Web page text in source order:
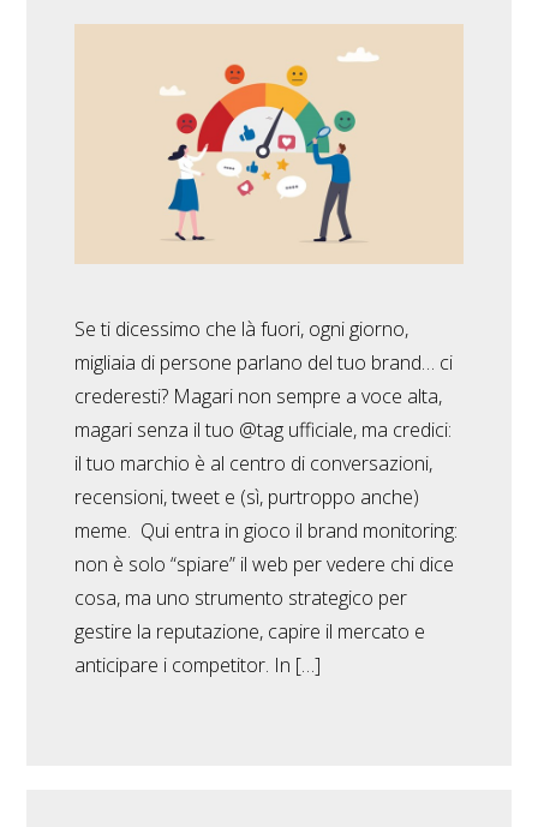
Se ti dicessimo che là fuori, ogni giorno,
migliaia di persone parlano del tuo brand… ci
crederesti? Magari non sempre a voce alta,
magari senza il tuo @tag ufficiale, ma credici:
il tuo marchio è al centro di conversazioni,
recensioni, tweet e (sì, purtroppo anche)
meme. Qui entra in gioco il brand monitoring:
non è solo “spiare” il web per vedere chi dice
cosa, ma uno strumento strategico per
gestire la reputazione, capire il mercato e
anticipare i competitor. In […]